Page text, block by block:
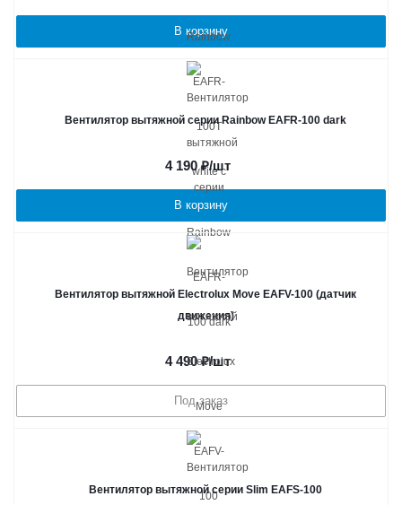
В корзину
Вентилятор вытяжной серии Rainbow EAFR-100 dark
4 190₽/шт
В корзину
Вентилятор вытяжной Electrolux Move EAFV-100 (датчик
движения)
4 490₽/шт
Под заказ
Вентилятор вытяжной серии Slim EAFS-100